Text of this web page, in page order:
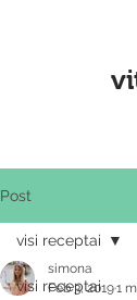
Post
visi receptai
visi receptai
simona
Feb 3, 20191